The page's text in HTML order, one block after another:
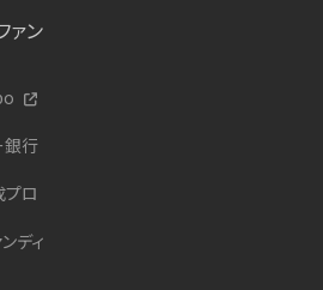
ァン
行
プロ
ディ